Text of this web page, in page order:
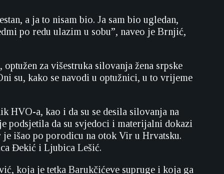
a ja to nisam bio. Ja sam bio ugledan,
po redu ulazim u sobu”, naveo je Brnjić,
za višestruka silovanja žena srpske
su, kako se navodi u optužnici, u to vrijeme
HVO-a, kao i da su se desila silovanja na
podsjetila da su svjedoci i materijalni dokazi
je išao po porodicu na otok Vir u Hrvatsku.
Đekić i Ljubica Lešić.
koja je tetka Barukčićeve supruge i koja ga